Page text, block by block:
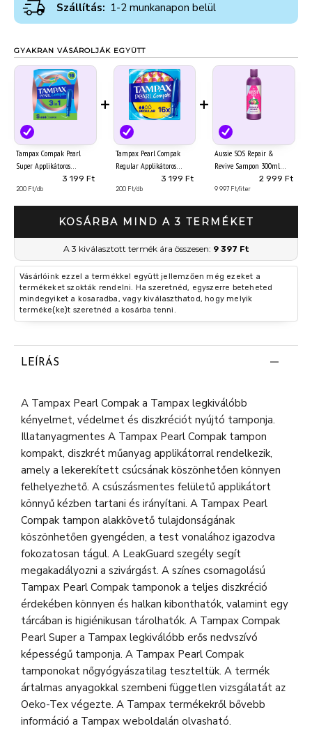
Szállítás: 1-2 munkanapon belül
GYAKRAN VÁSÁROLJÁK EGYÜTT
Tampax Compak Pearl
Super Applikátoros
3 199 Ft
200 Ft/db
+
Tampax Pearl Compak
Regular Applikátoros
3 199 Ft
200 Ft/db
+
Aussie SOS Repair &
Revive Sampon 300ml
Száraz, Igénybevett,
Károsodott Hajra
2 999 Ft
9 997 Ft/liter
KOSÁRBA MIND A 3 TERMÉKET
A 3 kiválasztott termék ára összesen: 9 397 Ft
Vásárlóink ezzel a termékkel együtt jellemzően még ezeket a
termékeket szokták rendelni. Ha szeretnéd, egyszerre beteheted
mindegyiket a kosaradba, vagy kiválaszthatod, hogy melyik
terméke(ke)t szeretnéd a kosárba tenni.
LEÍRÁS
A Tampax Pearl Compak a Tampax legkiválóbb
kényelmet, védelmet és diszkréciót nyújtó tamponja.
Illatanyagmentes A Tampax Pearl Compak tampon
kompakt, diszkrét műanyag applikátorral rendelkezik,
amely a lekerekített csúcsának köszönhetően könnyen
felhelyezhető. A csúszásmentes felületű applikátort
könnyű kézben tartani és irányítani. A Tampax Pearl
Compak tampon alakkövető tulajdonságának
köszönhetően gyengéden, a test vonalához igazodva
fokozatosan tágul. A LeakGuard szegély segít
megakadályozni a szivárgást. A színes csomagolású
Tampax Pearl Compak tamponok a teljes diszkréció
érdekében könnyen és halkan kibonthatók, valamint egy
tárcában is higiénikusan tárolhatók. A Tampax Compak
Pearl Super a Tampax legkiválóbb erős nedvszívó
képességű tamponja. A Tampax Pearl Compak
tamponokat nőgyógyászatilag teszteltük. A termék
ártalmas anyagokkal szembeni független vizsgálatát az
Oeko-Tex végezte. A Tampax termékekről bővebb
információ a Tampax weboldalán olvasható.